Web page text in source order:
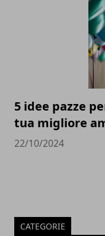
5 idee pazze
tua migliore
22/10/2024
CATEGORIE